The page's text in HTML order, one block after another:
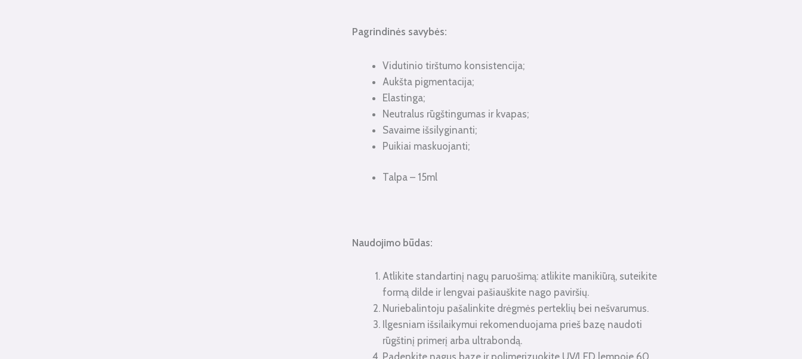
Pagrindinės savybės:
Vidutinio tirštumo konsistencija;
Aukšta pigmentacija;
Elastinga;
Neutralus rūgštingumas ir kvapas;
Savaime išsilyginanti;
Puikiai maskuojanti;
Talpa – 15ml
Naudojimo būdas:
Atlikite standartinį nagų paruošimą: atlikite manikiūrą, suteikite
formą dilde ir lengvai pašiauškite nago paviršių.
Nuriebalintoju pašalinkite drėgmės perteklių bei nešvarumus.
Ilgesniam išsilaikymui rekomenduojama prieš bazę naudoti
rūgštinį primerį arba ultrabondą.